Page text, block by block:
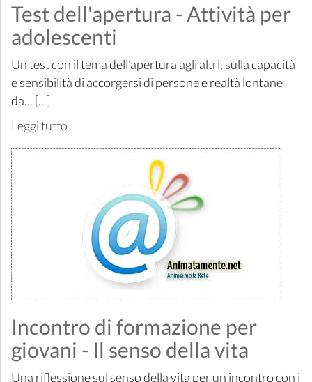
Test dell'apertura - Attività per
adolescenti
Un test con il tema dell'apertura agli altri, sulla capacità
e sensibilità di accorgersi di persone e realtà lontane
da... [...]
Leggi tutto
Incontro di formazione per
giovani - Il senso della vita
Una riflessione sul senso della vita per un incontro con i